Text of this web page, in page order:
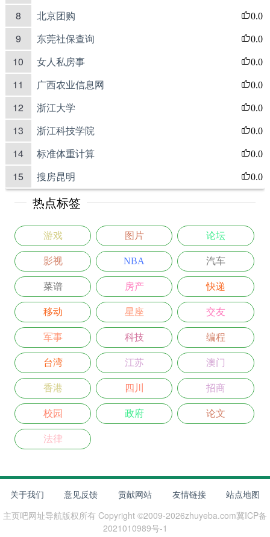
8 北京团购 0.0
9 东莞社保查询 0.0
10 女人私房事 0.0
11 广西农业信息网 0.0
12 浙江大学 0.0
13 浙江科技学院 0.0
14 标准体重计算 0.0
15 搜房昆明 0.0
热点标签
游戏 图片 论坛
影视 NBA 汽车
菜谱 房产 快递
移动 星座 交友
军事 科技 编程
台湾 江苏 澳门
香港 四川 招商
校园 政府 论文
法律
关于我们 意见反馈 贡献网站 友情链接
站点地图
主页吧网址导航版权所有 Copyright ©2009-2026zhuyeba.com冀ICP备
2021010989号-1